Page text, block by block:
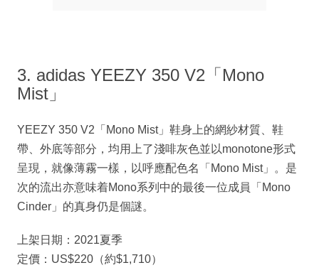
3. adidas YEEZY 350 V2「Mono
Mist」
YEEZY 350 V2「Mono Mist」鞋身上的網紗材質、鞋
帶、外底等部分，均用上了淺啡灰色並以monotone形式
呈現，就像薄霧一樣，以呼應配色名「Mono Mist」。是
次的流出亦意味着Mono系列中的最後一位成員「Mono
Cinder」的真身仍是個謎。
上架日期：2021夏季
定價：US$220（約$1,710）